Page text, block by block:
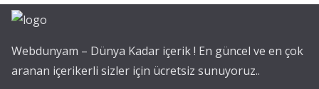
Webdunyam – Dünya Kadar içerik ! En güncel ve en çok
aranan içerikerli sizler için ücretsiz sunuyoruz..